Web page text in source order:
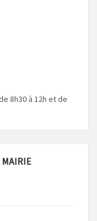
8h30 à 12h et de
MAIRIE